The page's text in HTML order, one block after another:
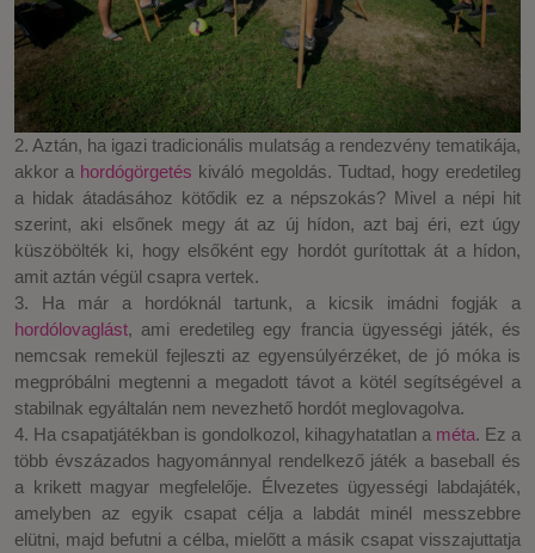
2. Aztán, ha igazi tradicionális mulatság a rendezvény tematikája,
akkor a hordógörgetés kiváló megoldás. Tudtad, hogy eredetileg
a hidak átadásához kötődik ez a népszokás? Mivel a népi hit
szerint, aki elsőnek megy át az új hídon, azt baj éri, ezt úgy
küszöbölték ki, hogy elsőként egy hordót gurítottak át a hídon,
amit aztán végül csapra vertek.
3. Ha már a hordóknál tartunk, a kicsik imádni fogják a
hordólovaglást, ami eredetileg egy francia ügyességi játék, és
nemcsak remekül fejleszti az egyensúlyérzéket, de jó móka is
megpróbálni megtenni a megadott távot a kötél segítségével a
stabilnak egyáltalán nem nevezhető hordót meglovagolva.
4. Ha csapatjátékban is gondolkozol, kihagyhatatlan a méta. Ez a
több évszázados hagyománnyal rendelkező játék a baseball és
a krikett magyar megfelelője. Élvezetes ügyességi labdajáték,
amelyben az egyik csapat célja a labdát minél messzebbre
elütni, majd befutni a célba, mielőtt a másik csapat visszajuttatja